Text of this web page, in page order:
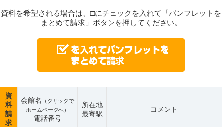
資料を希望される場合は、□にチェックを入れて「パンフレットを
まとめて請求」ボタンを押してください。
資
料
請
求
会館名
（クリックで
ホームページへ）
電話番号
所在地
最寄駅
コメント